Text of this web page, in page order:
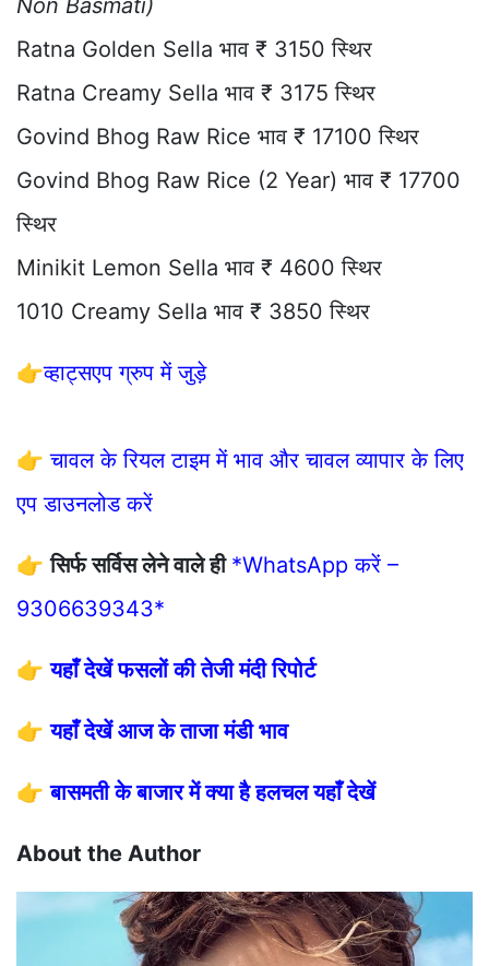
Non Basmati)
Ratna Golden Sella भाव ₹ 3150 स्थिर
Ratna Creamy Sella भाव ₹ 3175 स्थिर
Govind Bhog Raw Rice भाव ₹ 17100 स्थिर
Govind Bhog Raw Rice (2 Year) भाव ₹ 17700
स्थिर
Minikit Lemon Sella भाव ₹ 4600 स्थिर
1010 Creamy Sella भाव ₹ 3850 स्थिर
👉व्हाट्सएप ग्रुप में जुड़े
👉चावल के रियल टाइम में भाव और चावल व्यापार के लिए
एप डाउनलोड करें
👉सिर्फ सर्विस लेने वाले ही *WhatsApp करें –
9306639343*
👉यहाँ देखें फसलों की तेजी मंदी रिपोर्ट
👉यहाँ देखें आज के ताजा मंडी भाव
👉बासमती के बाजार में क्या है हलचल यहाँ देखें
About the Author